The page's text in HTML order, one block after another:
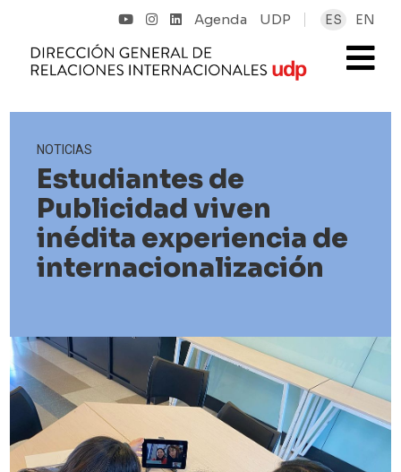
Agenda UDP ES EN
NOTICIAS
Estudiantes de
Publicidad viven
inédita experiencia de
internacionalización